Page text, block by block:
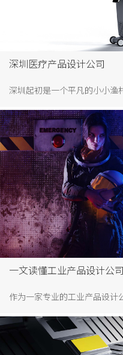
深圳医疗产品设计公司
深圳起初是一个平凡的小小
创造了举世瞩目的深圳速度，
行业华为，全球5G领跑者。
地产巨头。又比如说迈瑞，中
外，深圳享有诸多美誉加持
之城”、“创客之城”。
一文读懂工业产品设计公
作为一家专业的工业产品设计